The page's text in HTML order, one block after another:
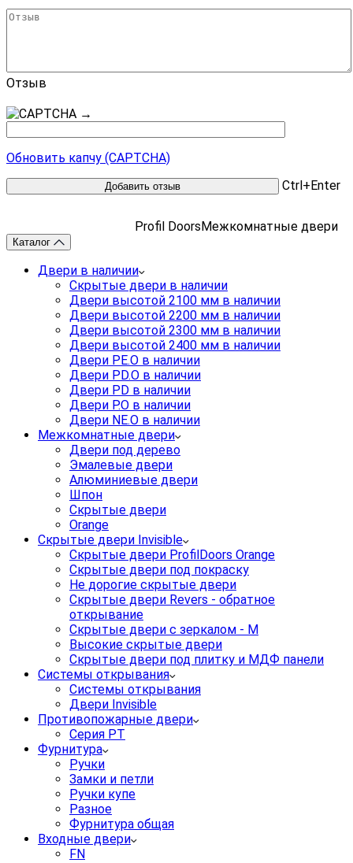
Отзыв
→
Обновить капчу (CAPTCHA)
Ctrl+Enter
Profil Doors Межкомнатные двери
Каталог
Двери в наличии
Скрытые двери в наличии
Двери высотой 2100 мм в наличии
Двери высотой 2200 мм в наличии
Двери высотой 2300 мм в наличии
Двери высотой 2400 мм в наличии
Двери PE.O в наличии
Двери PD.O в наличии
Двери PD в наличии
Двери P.O в наличии
Двери NE.O в наличии
Межкомнатные двери
Двери под дерево
Эмалевые двери
Алюминиевые двери
Шпон
Скрытые двери
Orange
Скрытые двери Invisible
Скрытые двери ProfilDoors Orange
Скрытые двери под покраску
Не дорогие скрытые двери
Скрытые двери Revers - обратное
открывание
Скрытые двери с зеркалом - M
Высокие скрытые двери
Скрытые двери под плитку и МДФ панели
Системы открывания
Системы открывания
Двери Invisible
Противопожарные двери
Серия PT
Фурнитура
Ручки
Замки и петли
Ручки купе
Разное
Фурнитура общая
Входные двери
FN